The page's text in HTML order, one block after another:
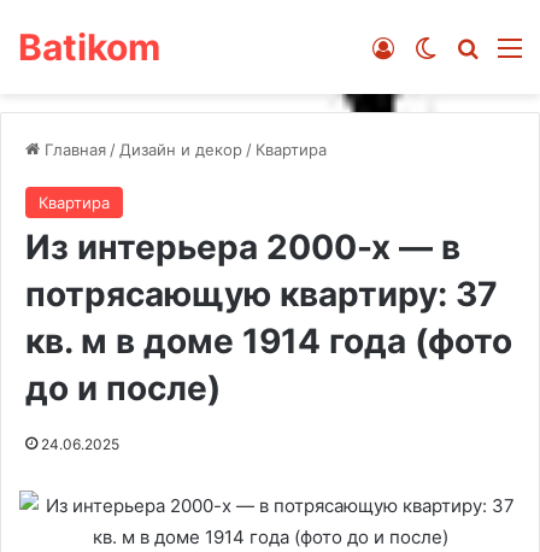
Batikom Switch skin
Войти
Главная / Дизайн и декор / Квартира
Квартира
Из интерьера 2000-х — в
потрясающую квартиру: 37
кв. м в доме 1914 года (фото
до и после)
24.06.2025